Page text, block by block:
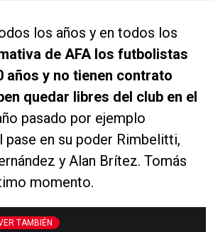
los años y en todos los
de AFA los futbolistas
años y no tienen contrato
quedar libres del club en el
pasado por ejemplo
pase en su poder Rimbelitti,
y Alan Brítez. Tomás
momento.
TAMBIÉN